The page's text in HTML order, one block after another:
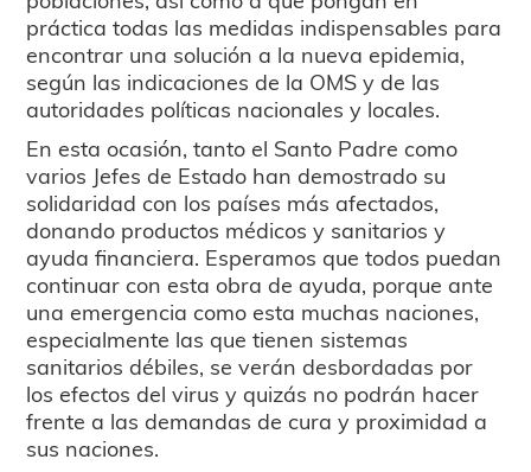
práctica todas las medidas indispensables para
encontrar una solución a la nueva epidemia,
según las indicaciones de la OMS y de las
autoridades políticas nacionales y locales.
En esta ocasión, tanto el Santo Padre como
varios Jefes de Estado han demostrado su
solidaridad con los países más afectados,
donando productos médicos y sanitarios y
ayuda financiera. Esperamos que todos puedan
continuar con esta obra de ayuda, porque ante
una emergencia como esta muchas naciones,
especialmente las que tienen sistemas
sanitarios débiles, se verán desbordadas por
los efectos del virus y quizás no podrán hacer
frente a las demandas de cura y proximidad a
sus naciones.